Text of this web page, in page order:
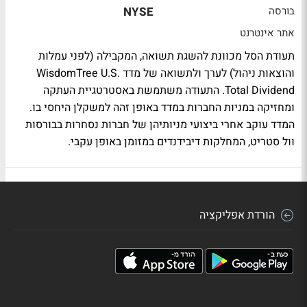
בורסה NYSE
אתר אינטרנט
תעודת הסל מכוונת להשגת תשואה, המקבילה (לפני עמלות
והוצאות ניהול) לערך ולתשואה של מדד WisdomTree U.S.
Total Dividend. התעודה משתמשת באסטרטגיית העתקה
ומחזיקה במניות החברות במדד באופן זהה למשקלן היחסי בו.
המדד עוקב אחרי ביצועי מניותיהן של חברות נסחרות בבורסות
וול סטריט, המחלקות דיבידנדים במזומן באופן עקבי.
הורדת אפליקציה